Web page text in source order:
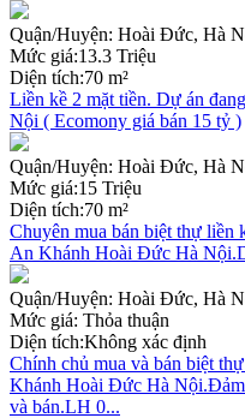
Quận/Huyện: Hoài Đức, Hà
Mức giá:13.3 Triệu
Diện tích:70 m²
Liền kề 2 mặt tiền. Dự án
Nội ( Ecomony giá bán 15 tỷ )
Quận/Huyện: Hoài Đức, Hà
Mức giá:15 Triệu
Diện tích:70 m²
Chuyên mua bán biệt thự liền
An Khánh Hoài Đức Hà
Quận/Huyện: Hoài Đức, Hà
Mức giá: Thỏa thuận
Diện tích:Không xác định
Chính chủ mua và bán biệt
Khánh Hoài Đức Hà Nội.Đảm
và bán.LH 0...